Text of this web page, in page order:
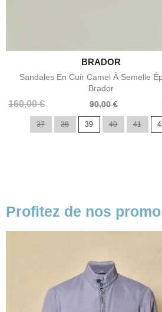
Aperçu rapide
BRADOR
Sandales En Cuir Camel À Semelle
Brador
160,00 €
Prix
90,00 €
Prix
37 38 39 40 41
Profitez de nos